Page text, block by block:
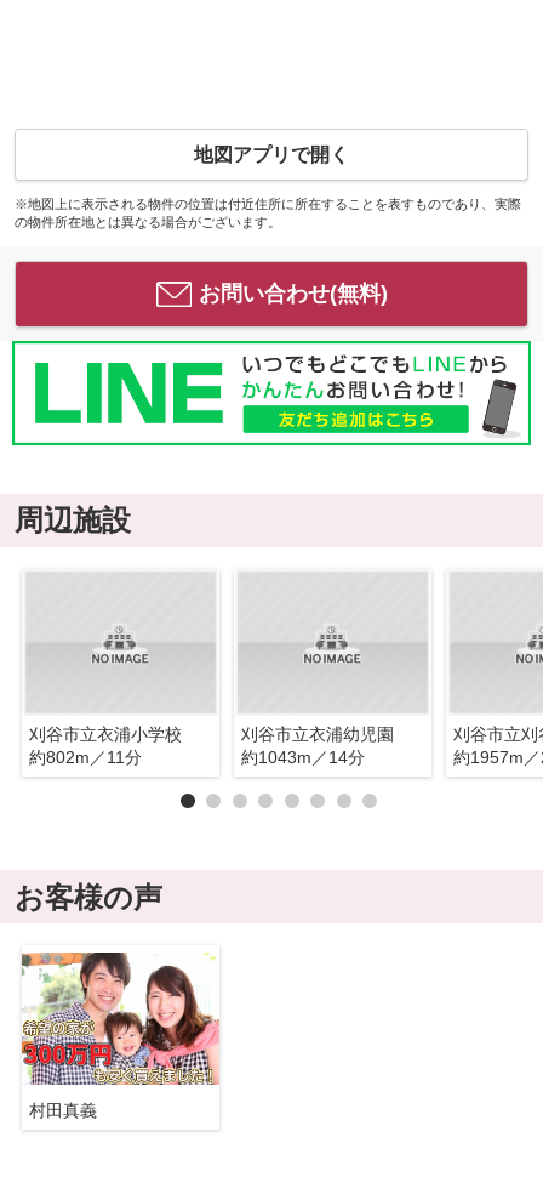
地図アプリで開く
※地図上に表示される物件の位置は付近住所に所在することを表すものであり、実際
の物件所在地とは異なる場合がございます。
お問い合わせ(無料)
周辺施設
刈谷市立衣浦小学校
約802m／11分
刈谷市立衣浦幼児園
約1043m／14分
刈谷市立刈
約1957m
お客様の声
村田真義